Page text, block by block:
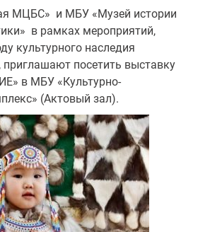
МЦБС» и МБУ «Музей истории
в рамках мероприятий,
культурного наследия
приглашают посетить выставку
в МБУ «Культурно-
(Актовый зал).